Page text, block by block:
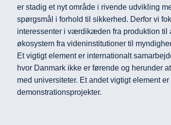
er stadig et nyt område i rivende udvikling
spørgsmål i forhold til sikkerhed. Derfor vi
interessenter i værdikæden fra produktion til
økosystem fra videninstitutioner til
Et vigtigt element er internationalt
hvor Danmark ikke er førende og herunder
med universiteter. Et andet vigtigt element
demonstrationsprojekter.